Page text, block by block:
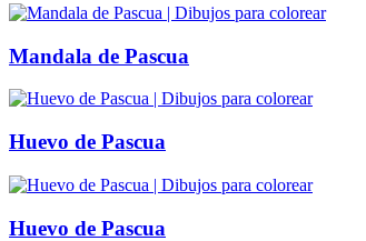
Flores
Frutas y vegetales
Gente
Halloween y otoño
Mandala de Pascua
Huevo de Pascua
Huevo de Pascua